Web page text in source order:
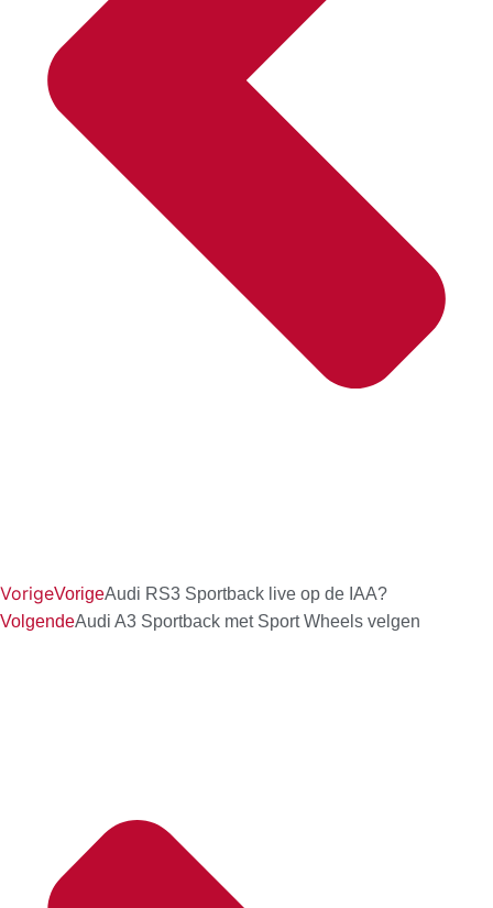
VorigeVorigeAudi RS3 Sportback live op de IAA?
VolgendeAudi A3 Sportback met Sport Wheels velgen